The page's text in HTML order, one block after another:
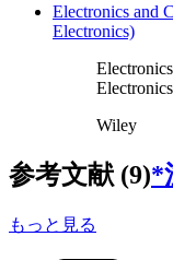
Electronics and
Electronics)
Wiley
参考文献 (9)*
もっと見る